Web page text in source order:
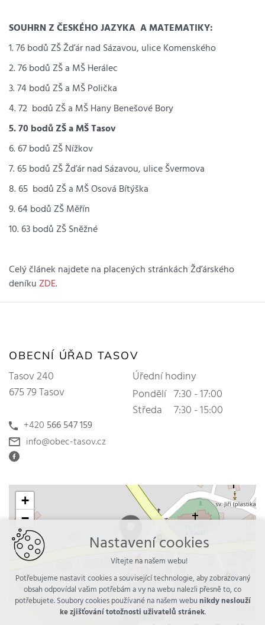
SOUHRN Z ČESKÉHO JAZYKA A MATEMATIKY:
1. 76 bodů ZŠ Žďár nad Sázavou, ulice Komenského
2. 76 bodů ZŠ a MŠ Herálec
3. 74 bodů ZŠ a MŠ Polička
4. 72 bodů ZŠ a MŠ Hany Benešové Bory
5. 70 bodů ZŠ a MŠ Tasov
6. 67 bodů ZŠ Nížkov
7. 65 bodů ZŠ Žďár nad Sázavou, ulice Švermova
8. 65 bodů ZŠ a MŠ Osová Bítýška
9. 64 bodů ZŠ Měřín
10. 63 bodů ZŠ Sněžné
Celý článek najdete na placených stránkách Žďárského
deníkuZDE.
OBECNÍ ÚŘAD TASOV
Tasov 240
675 79 Tasov
+420 566 547 159
info@obec-tasov.cz
Úřední hodiny
Pondělí 7:30 - 17:00
Středa
7:30 - 15:00
+
−
Nastavení cookies
Vítejte na našem webu!
Potřebujeme nastavit cookies a související technologie, aby zobrazovaný
obsah odpovídal vašim potřebám a vy na webu nalezli přesně to, co
potřebujete. Soubory cookies používané na našem webunikdy neslouží
ke zjišťování totožnosti uživatelů stránek.